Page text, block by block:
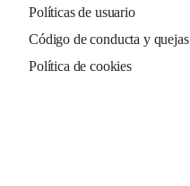
Políticas de usuario
Código de conducta y quejas
Política de cookies